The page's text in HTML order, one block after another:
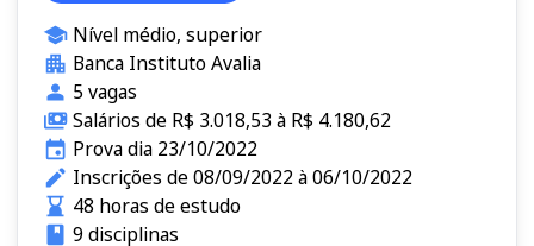
Nível médio, superior
Banca Instituto Avalia
5 vagas
Salários de R$ 3.018,53 à R$ 4.180,62
Prova dia 23/10/2022
Inscrições de 08/09/2022 à 06/10/2022
48 horas de estudo
9 disciplinas